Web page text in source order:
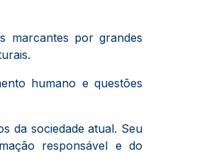
marcantes por grandes
humano e questões
da sociedade atual. Seu
responsável e do